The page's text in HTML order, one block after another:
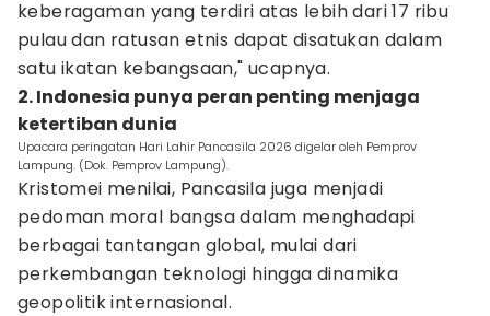
keberagaman yang terdiri atas lebih dari 17 ribu
pulau dan ratusan etnis dapat disatukan dalam
satu ikatan kebangsaan," ucapnya.
2. Indonesia punya peran penting menjaga
ketertiban dunia
Upacara peringatan Hari Lahir Pancasila 2026 digelar oleh Pemprov
Lampung. (Dok. Pemprov Lampung).
Kristomei menilai, Pancasila juga menjadi
pedoman moral bangsa dalam menghadapi
berbagai tantangan global, mulai dari
perkembangan teknologi hingga dinamika
geopolitik internasional.